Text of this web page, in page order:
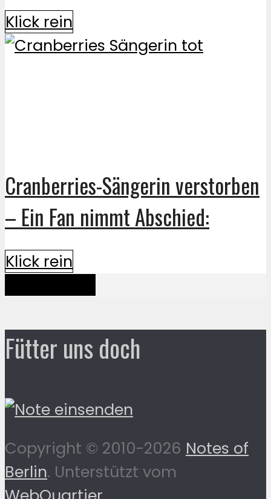
Klick rein
Cranberries-Sängerin verstorben
– Ein Fan nimmt Abschied:
Klick rein
Fütter uns doch
Copyright © 2010-2026 Notes of
Berlin. Unterstützt vom